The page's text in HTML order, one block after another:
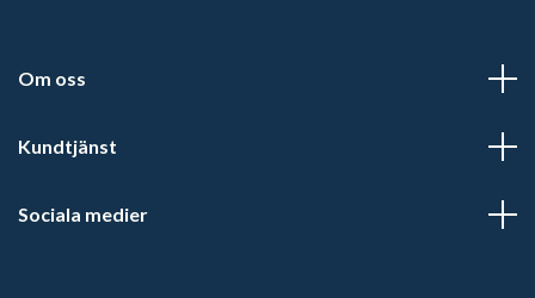
Om oss
Kundtjänst
Sociala medier